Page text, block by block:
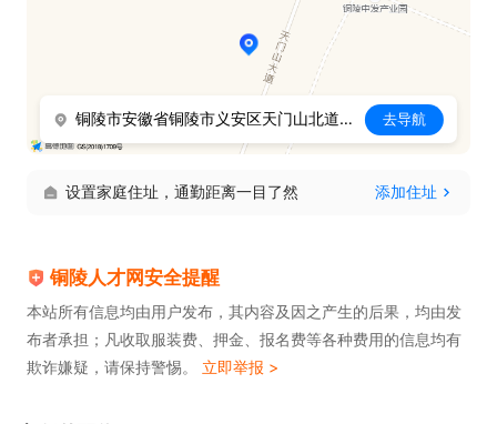
铜陵市安徽省铜陵市义安区天门山北道2359号 去导航
设置家庭住址，通勤距离一目了然 添加住址
铜陵人才网安全提醒
本站所有信息均由用户发布，其内容及因之产生的后果，均由发
布者承担；凡收取服装费、押金、报名费等各种费用的信息均有
欺诈嫌疑，请保持警惕。 立即举报 >